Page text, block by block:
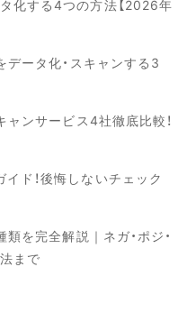
化する4つの方法【2026年
データ化・スキャンする3
ャンサービス4社徹底比較！
ド！後悔しないチェック
を完全解説｜ネガ・ポジ・
まで